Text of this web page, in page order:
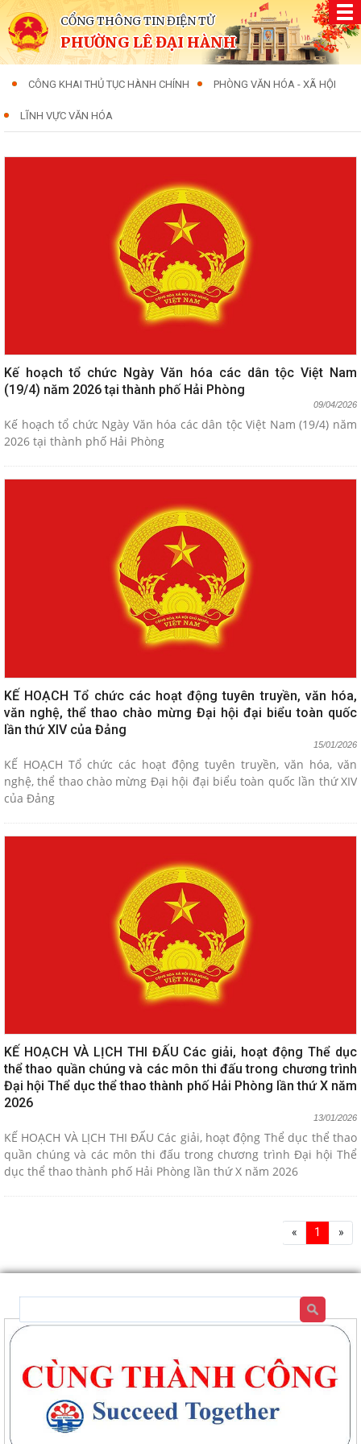
CỔNG THÔNG TIN ĐIỆN TỬ
PHƯỜNG LÊ ĐẠI HÀNH
CÔNG KHAI THỦ TỤC HÀNH CHÍNH PHÒNG VĂN HÓA - XÃ HỘI
LĨNH VỰC VĂN HÓA
Kế hoạch tổ chức Ngày Văn hóa các dân tộc Việt Nam
(19/4) năm 2026 tại thành phố Hải Phòng
09/04/2026
Kế hoạch tổ chức Ngày Văn hóa các dân tộc Việt Nam (19/4) năm
2026 tại thành phố Hải Phòng
KẾ HOẠCH Tổ chức các hoạt động tuyên truyền, văn hóa,
văn nghệ, thể thao chào mừng Đại hội đại biểu toàn quốc
lần thứ XIV của Đảng
15/01/2026
KẾ HOẠCH Tổ chức các hoạt động tuyên truyền, văn hóa, văn
nghệ, thể thao chào mừng Đại hội đại biểu toàn quốc lần thứ XIV
của Đảng
KẾ HOẠCH VÀ LỊCH THI ĐẤU Các giải, hoạt động Thể dục
thể thao quần chúng và các môn thi đấu trong chương trình
Đại hội Thể dục thể thao thành phố Hải Phòng lần thứ X năm
2026
13/01/2026
KẾ HOẠCH VÀ LỊCH THI ĐẤU Các giải, hoạt động Thể dục thể thao
quần chúng và các môn thi đấu trong chương trình Đại hội Thể
dục thể thao thành phố Hải Phòng lần thứ X năm 2026
« 1 »